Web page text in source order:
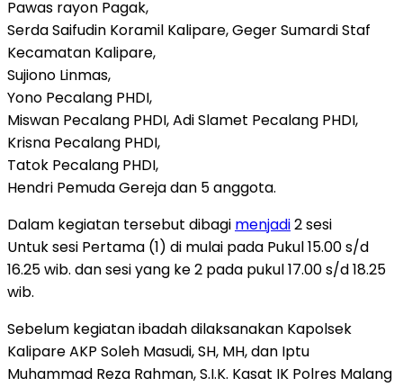
Pawas rayon Pagak,
Serda Saifudin Koramil Kalipare, Geger Sumardi Staf
Kecamatan Kalipare,
Sujiono Linmas,
Yono Pecalang PHDI,
Miswan Pecalang PHDI, Adi Slamet Pecalang PHDI,
Krisna Pecalang PHDI,
Tatok Pecalang PHDI,
Hendri Pemuda Gereja dan 5 anggota.
Dalam kegiatan tersebut dibagi menjadi2 sesi
Untuk sesi Pertama (1) di mulai pada Pukul 15.00 s/d
16.25 wib. dan sesi yang ke 2 pada pukul 17.00 s/d 18.25
wib.
Sebelum kegiatan ibadah dilaksanakan Kapolsek
Kalipare AKP Soleh Masudi, SH, MH, dan Iptu
Muhammad Reza Rahman, S.I.K. Kasat IK Polres Malang